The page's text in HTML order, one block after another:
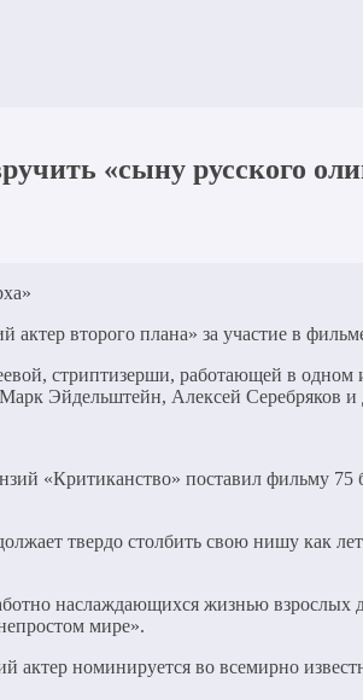
«сыну русского
второго плана» за участие в
стриптизерши, работающей в одном
Эйдельштейн, Алексей Серебряков и
«Критиканство» поставил фильму 75
твердо столбить свою нишу как
наслаждающихся жизнью взрослых
мире».
актер номинируется во всемирно